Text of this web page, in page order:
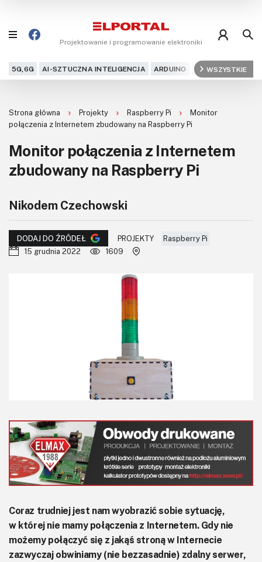
Projektowanie i programowanie elektroniki
5G,6G AI-SZTUCZNA INTELIGENCJA ARDUINO ARM AUDIO
WSZYSTKIE
Projekty
Kursy
DIY+
Czytelnia
Dla Ciebie
Archiwum
Do pobrania
Strona główna Projekty Raspberry Pi
Monitor
połączenia z Internetem zbudowany na Raspberry Pi
Monitor połączenia z Internetem
zbudowany na Raspberry Pi
Nikodem Czechowski
DODAJ DO ŹRÓDEŁ PROJEKTY
Raspberry Pi
15 grudnia 2022
1609
Coraz trudniej jest nam wyobrazić sobie sytuację,
w której nie mamy połączenia z Internetem. Gdy nie
możemy połączyć się z jakąś stroną w Internecie
zazwyczaj obwiniamy (nie bezzasadnie) zdalny serwer,